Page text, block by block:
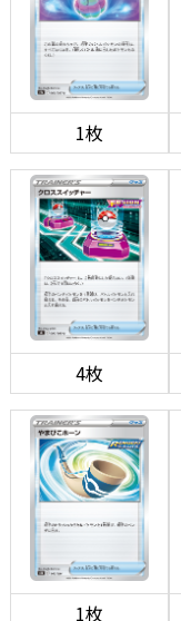
1枚
4枚
1枚